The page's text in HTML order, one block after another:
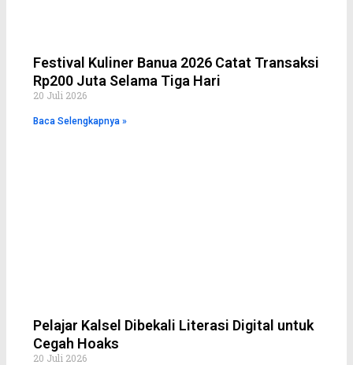
Festival Kuliner Banua 2026 Catat Transaksi
Rp200 Juta Selama Tiga Hari
20 Juli 2026
Baca Selengkapnya »
Pelajar Kalsel Dibekali Literasi Digital untuk
Cegah Hoaks
20 Juli 2026